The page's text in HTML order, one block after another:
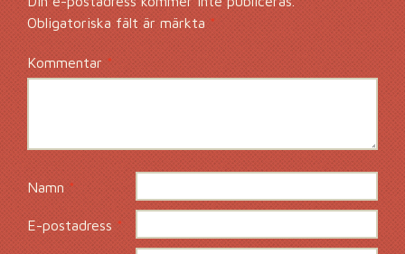
Obligatoriska fält är märkta *
Kommentar *
Namn*
E-postadress*